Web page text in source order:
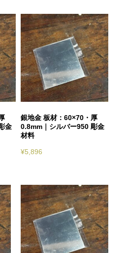
金
銀地金 板材：60×70・厚
0.8mm｜シルバー950 彫金
材料
¥5,896